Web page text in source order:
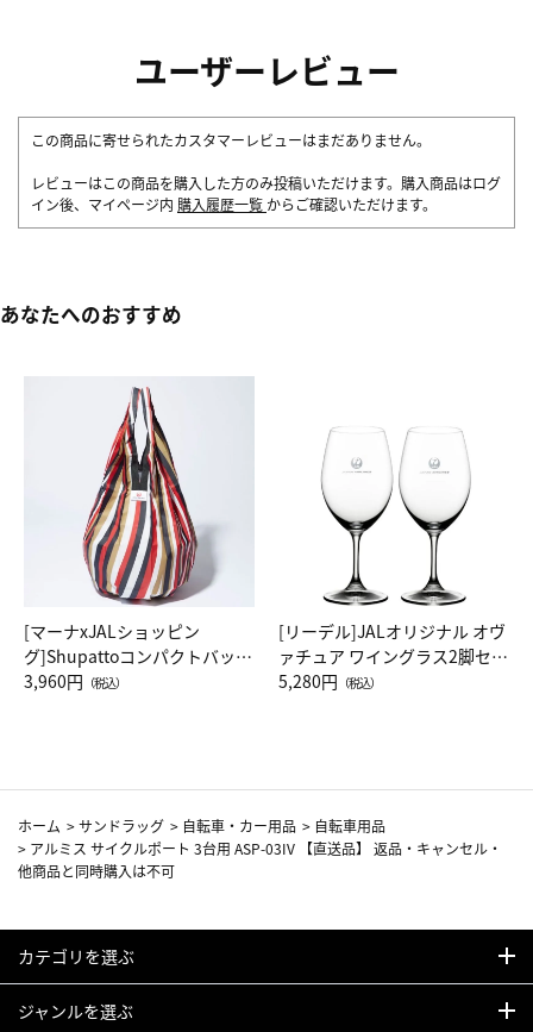
ユーザーレビュー
この商品に寄せられたカスタマーレビューはまだありません。
レビューはこの商品を購入した方のみ投稿いただけます。購入商品はログ
イン後、マイページ内 購入履歴一覧 からご確認いただけます。
あなたへのおすすめ
[マーナxJALショッピン
グ]Shupattoコンパクトバッグ
Drop JAL客室乗務員（LC）ス
3,960円 （税込）
[リーデル]JALオリジナル オヴ
ァチュア ワイングラス2脚セッ
ト（レッドワイン）
5,280円 （税込）
ホーム >サンドラッグ > 自転車・カー用品 > 自転車用品
> アルミス サイクルポート 3台用 ASP-03IV 【直送品】 返品・キャンセル・
他商品と同時購入は不可
カテゴリを選ぶ
ジャンルを選ぶ